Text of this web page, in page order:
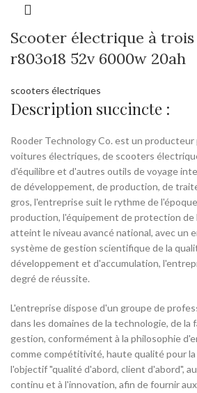
Scooter électrique à
r803o18 52v 6000w 20ah
scooters électriques
Description succincte :
Rooder Technology Co. est un
voitures électriques, de scooters
d'équilibre et d'autres outils de voyage
de développement, de production, de
gros, l'entreprise suit le rythme de
production, l'équipement de protection
atteint le niveau avancé national, avec un
système de gestion scientifique de la
développement et d'accumulation,
degré de réussite.
L'entreprise dispose d'un groupe de
dans les domaines de la technologie, de la
gestion, conformément à la philosophie
comme compétitivité, haute qualité pour la
l'objectif "qualité d'abord, client d'abord",
continu et à l'innovation, afin de fournir